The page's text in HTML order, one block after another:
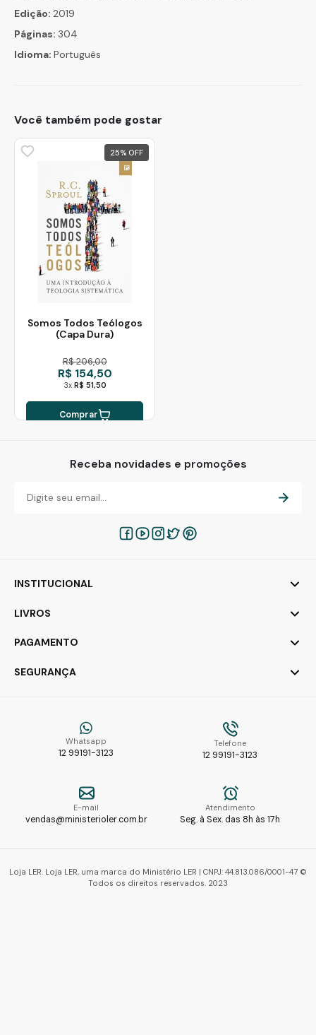
Edição: 2019
Páginas: 304
Idioma: Português
Você também pode gostar
25%
Somos Todos Teólogos
(Capa Dura)
R$ 206,00
R$ 154,50
3x R$ 51,50
Comprar
Receba novidades e promoções
Whatsapp
12 99191-3123
Telefone
12 99191-3123
E-mail
vendas@ministerioler.com.br
Atendimento
Seg. à Sex. das 8h às 17h
INSTITUCIONAL
LIVROS
PAGAMENTO
SEGURANÇA
Loja LER. Loja LER, uma marca do Ministério LER | CNPJ: 44.813.086/0001-47 ©
Todos os direitos reservados. 2023